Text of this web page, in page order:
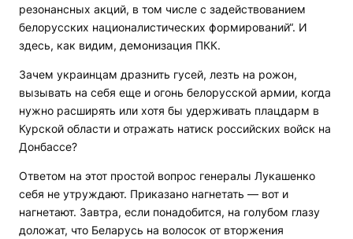
резонансных акций, в том числе с задействованием
белорусских националистических формирований“. И
здесь, как видим, демонизация ПКК.
Зачем украинцам дразнить гусей, лезть на рожон,
вызывать на себя еще и огонь белорусской армии, когда
нужно расширять или хотя бы удерживать плацдарм в
Курской области и отражать натиск российских войск на
Донбассе?
Ответом на этот простой вопрос генералы Лукашенко
себя не утруждают. Приказано нагнетать — вот и
нагнетают. Завтра, если понадобится, на голубом глазу
доложат, что Беларусь на волосок от вторжения